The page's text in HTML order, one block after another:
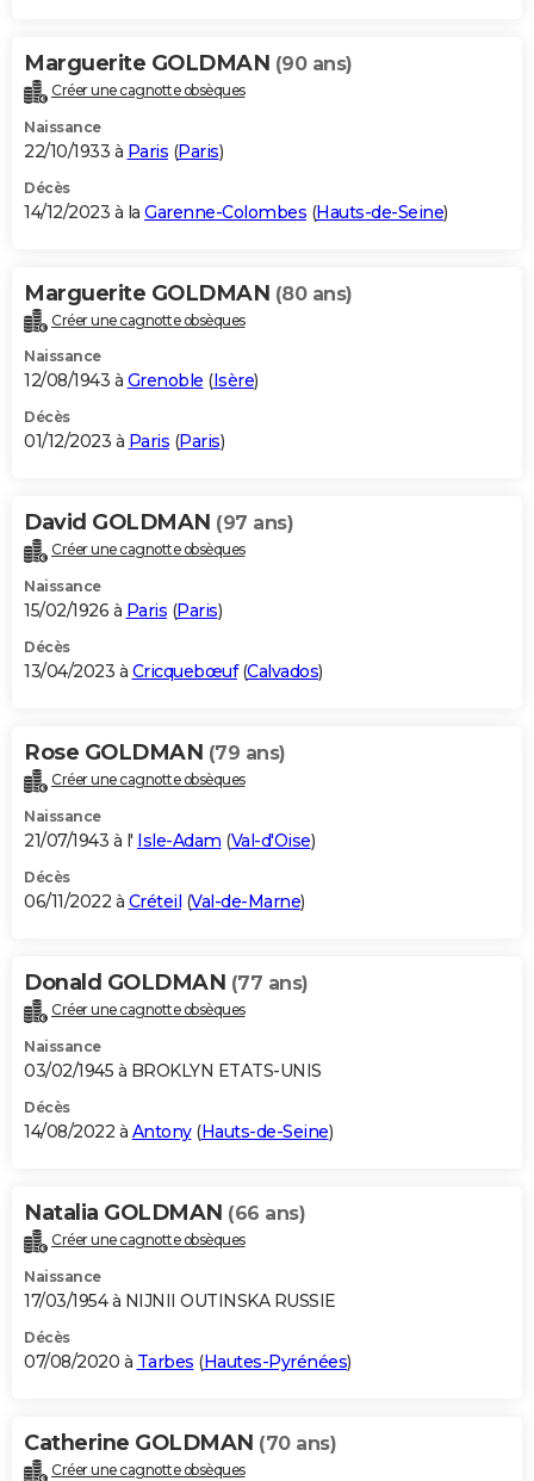
Marguerite GOLDMAN (90 ans)
Créer une cagnotte obsèques
Naissance
22/10/1933 à Paris (Paris)
Décès
14/12/2023 à la Garenne-Colombes (Hauts-de-Seine)
Marguerite GOLDMAN (80 ans)
Créer une cagnotte obsèques
Naissance
12/08/1943 à Grenoble (Isère)
Décès
01/12/2023 à Paris (Paris)
David GOLDMAN (97 ans)
Créer une cagnotte obsèques
Naissance
15/02/1926 à Paris (Paris)
Décès
13/04/2023 à Cricquebœuf(Calvados)
Rose GOLDMAN (79 ans)
Créer une cagnotte obsèques
Naissance
21/07/1943 à l' Isle-Adam (Val-d'Oise)
Décès
06/11/2022 à Créteil (Val-de-Marne)
Donald GOLDMAN (77 ans)
Créer une cagnotte obsèques
Naissance
03/02/1945 à BROKLYN ETATS-UNIS
Décès
14/08/2022 à Antony(Hauts-de-Seine)
Natalia GOLDMAN (66 ans)
Créer une cagnotte obsèques
Naissance
17/03/1954 à NIJNII OUTINSKA RUSSIE
Décès
07/08/2020 à Tarbes (Hautes-Pyrénées)
Catherine GOLDMAN (70 ans)
Créer une cagnotte obsèques